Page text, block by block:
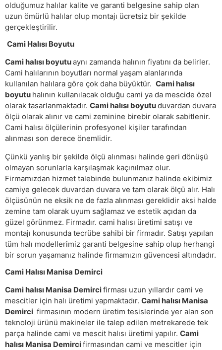
olduğumuz halılar kalite ve garanti belgesine sahip olan
uzun ömürlü halılar olup montajı ücretsiz bir şekilde
gerçekleştirilir.
Cami Halısı Boyutu
Cami halısı boyutuaynı zamanda halının fiyatını da belirler.
Cami halılarının boyutları normal yaşam alanlarında
kullanılan halılara göre çok daha büyüktür. Cami halısı
boyutu halının kullanılacak olduğu cami ya da mescide özel
olarak tasarlanmaktadır. Cami halısı boyutuduvardan duvara
ölçü olarak alınır ve cami zeminine birebir olarak sabitlenir.
Cami halısı ölçülerinin profesyonel kişiler tarafından
alınması son derece önemlidir.
Çünkü yanlış bir şekilde ölçü alınması halinde geri dönüşü
olmayan sorunlarla karşılaşmak kaçınılmaz olur.
Firmamızdan hizmet talebinde bulunmanız halinde ekibimiz
camiye gelecek duvardan duvara ve tam olarak ölçü alır. Halı
ölçüsünün ne eksik ne de fazla alınması gereklidir aksi halde
zemine tam olarak uyum sağlamaz ve estetik açıdan da
güzel görünmez. Firmadır. cami halısı üretimi satışı ve
montajı konusunda tecrübe sahibi bir firmadır. Satışı yapılan
tüm halı modellerimiz garanti belgesine sahip olup herhangi
bir sorun yaşamanız halinde firmamızın güvencesi altındadır.
Cami Halısı Manisa Demirci
Cami halısı Manisa Demircifirması uzun yıllardır cami ve
mescitler için halı üretimi yapmaktadır. Cami halısı Manisa
Demirci firmasının modern üretim tesislerinde yer alan son
teknoloji ürünü makineler ile talep edilen metrekarede tek
parça halinde cami ve mescit halısı üretimi yapılır. Cami
halısı Manisa Demircifirmasından cami ve mescitler için